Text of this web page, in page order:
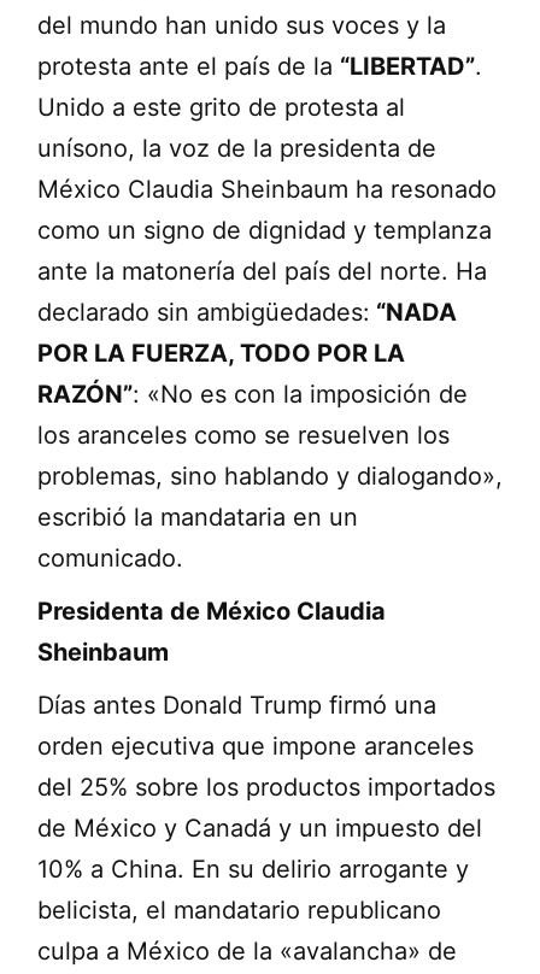
del mundo han unido sus voces y la
protesta ante el país de la “LIBERTAD”.
Unido a este grito de protesta al
unísono, la voz de la presidenta de
México Claudia Sheinbaum ha resonado
como un signo de dignidad y templanza
ante la matonería del país del norte. Ha
declarado sin ambigüedades: “NADA
POR LA FUERZA, TODO POR LA
RAZÓN”: «No es con la imposición de
los aranceles como se resuelven los
problemas, sino hablando y dialogando»,
escribió la mandataria en un
comunicado.
Presidenta de México Claudia
Sheinbaum
Días antes Donald Trump firmó una
orden ejecutiva que impone aranceles
del 25% sobre los productos importados
de México y Canadá y un impuesto del
10% a China. En su delirio arrogante y
belicista, el mandatario republicano
culpa a México de la «avalancha» de